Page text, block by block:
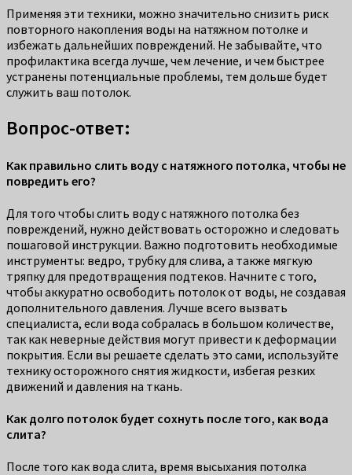
Применяя эти техники, можно значительно снизить риск
повторного накопления воды на натяжном потолке и
избежать дальнейших повреждений. Не забывайте, что
профилактика всегда лучше, чем лечение, и чем быстрее
устранены потенциальные проблемы, тем дольше будет
служить ваш потолок.
Вопрос-ответ:
Как правильно слить воду с натяжного потолка, чтобы не
повредить его?
Для того чтобы слить воду с натяжного потолка без
повреждений, нужно действовать осторожно и следовать
пошаговой инструкции. Важно подготовить необходимые
инструменты: ведро, трубку для слива, а также мягкую
тряпку для предотвращения подтеков. Начните с того,
чтобы аккуратно освободить потолок от воды, не создавая
дополнительного давления. Лучше всего вызвать
специалиста, если вода собралась в большом количестве,
так как неверные действия могут привести к деформации
покрытия. Если вы решаете сделать это сами, используйте
технику осторожного снятия жидкости, избегая резких
движений и давления на ткань.
Как долго потолок будет сохнуть после того, как вода
слита?
После того как вода слита, время высыхания потолка